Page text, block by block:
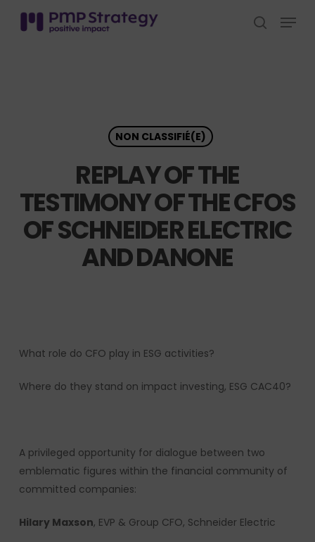
search
Menu
NON CLASSIFIÉ(E)
REPLAY OF THE
TESTIMONY OF THE CFOS
OF SCHNEIDER ELECTRIC
AND DANONE
What role do CFO play in ESG activities?
Where do they stand on impact investing, ESG CAC40?
A privileged opportunity for dialogue between two
emblematic figures within the financial community of
committed companies:
Hilary Maxson, EVP & Group CFO, Schneider Electric